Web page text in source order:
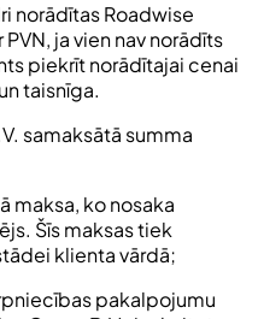
norādītas Roadwise
ja vien nav norādīts
piekrīt norādītajai cenai
taisnīga.
samaksātā summa
maksa, ko nosaka
Šīs maksas tiek
klienta vārdā;
pakalpojumu